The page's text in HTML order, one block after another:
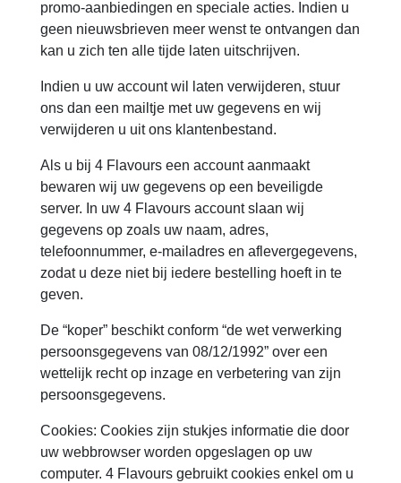
promo-aanbiedingen en speciale acties. Indien u
geen nieuwsbrieven meer wenst te ontvangen dan
kan u zich ten alle tijde laten uitschrijven.
Indien u uw account wil laten verwijderen, stuur
ons dan een mailtje met uw gegevens en wij
verwijderen u uit ons klantenbestand.
Als u bij 4 Flavours een account aanmaakt
bewaren wij uw gegevens op een beveiligde
server. In uw 4 Flavours account slaan wij
gegevens op zoals uw naam, adres,
telefoonnummer, e-mailadres en aflevergegevens,
zodat u deze niet bij iedere bestelling hoeft in te
geven.
De “koper” beschikt conform “de wet verwerking
persoonsgegevens van 08/12/1992” over een
wettelijk recht op inzage en verbetering van zijn
persoonsgegevens.
Cookies: Cookies zijn stukjes informatie die door
uw webbrowser worden opgeslagen op uw
computer. 4 Flavours gebruikt cookies enkel om u